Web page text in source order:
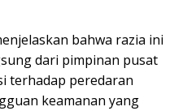
bahwa razia ini
dari pimpinan pusat
terhadap peredaran
keamanan yang